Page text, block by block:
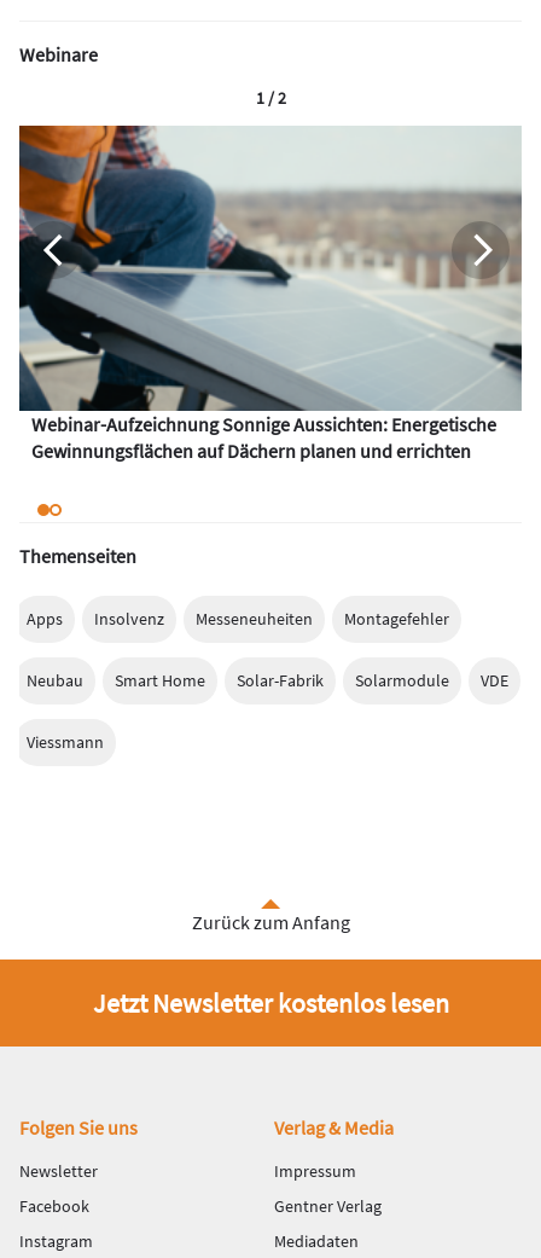
Webinare
Webinar-Aufzeichnung Sonnige Aussichten: Energetische
Gewinnungsflächen auf Dächern planen und errichten
1 / 2
Themenseiten
Apps Insolvenz Messeneuheiten Montagefehler
Neubau Smart Home Solar-Fabrik Solarmodule VDE
Viessmann
Zurück zum Anfang
Jetzt Newsletter kostenlos lesen
Fußbereich
Folgen Sie uns
Newsletter
Facebook
Instagram
Verlag & Media
Impressum
Gentner Verlag
Mediadaten